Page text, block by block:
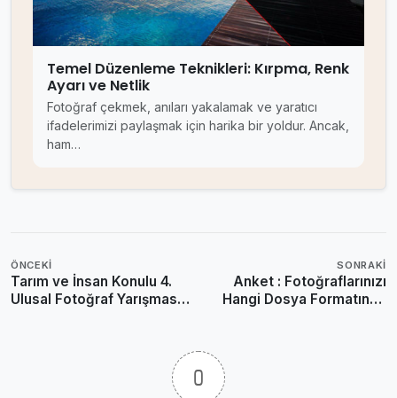
Temel Düzenleme Teknikleri: Kırpma, Renk
Ayarı ve Netlik
Fotoğraf çekmek, anıları yakalamak ve yaratıcı
ifadelerimizi paylaşmak için harika bir yoldur. Ancak,
ham…
ÖNCEKI
Tarım ve İnsan Konulu 4.
Ulusal Fotoğraf Yarışması
SONRAKI
Anket : Fotoğraflarınızı
Hangi Dosya Formatında
0